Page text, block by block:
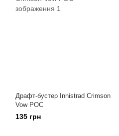
Драфт-бустер Innistrad Crimson
Vow РОС
135 грн